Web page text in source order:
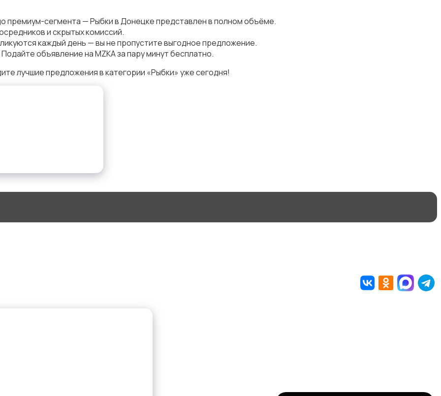
премиум-сегмента — Рыбки в Донецке представлен в полном объёме.
и скрытых комиссий.
каждый день — вы не пропустите выгодное предложение.
объявление на MZKA за пару минут бесплатно.
лучшие предложения в категории «Рыбки» уже сегодня!